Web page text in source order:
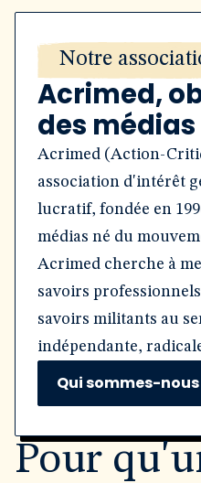
Notre
Acrimed,
des médias
Acrimed (Action-
association d'intérêt
lucratif, fondée en
médias né du
Acrimed cherche à
savoirs
savoirs militants au
indépendante,
Qui sommes-nous
Pour